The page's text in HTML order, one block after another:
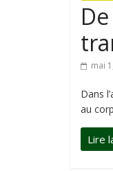
mai
Dans
au